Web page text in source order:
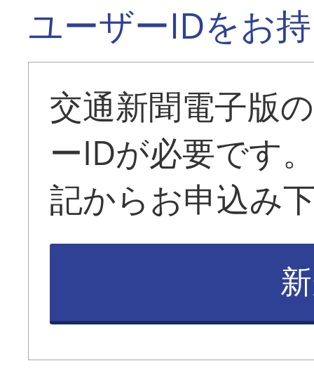
ユーザーIDをお
交通新聞電子版
ーIDが必要です
記からお申込み